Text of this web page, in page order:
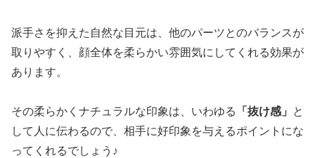
派手さを抑えた自然な目元は、他のパーツとのバランスが
取りやすく、顔全体を柔らかい雰囲気にしてくれる効果が
あります。
その柔らかくナチュラルな印象は、いわゆる 「抜け感」
と
して人に伝わるので、相手に好印象を与えるポイントにな
ってくれるでしょう♪